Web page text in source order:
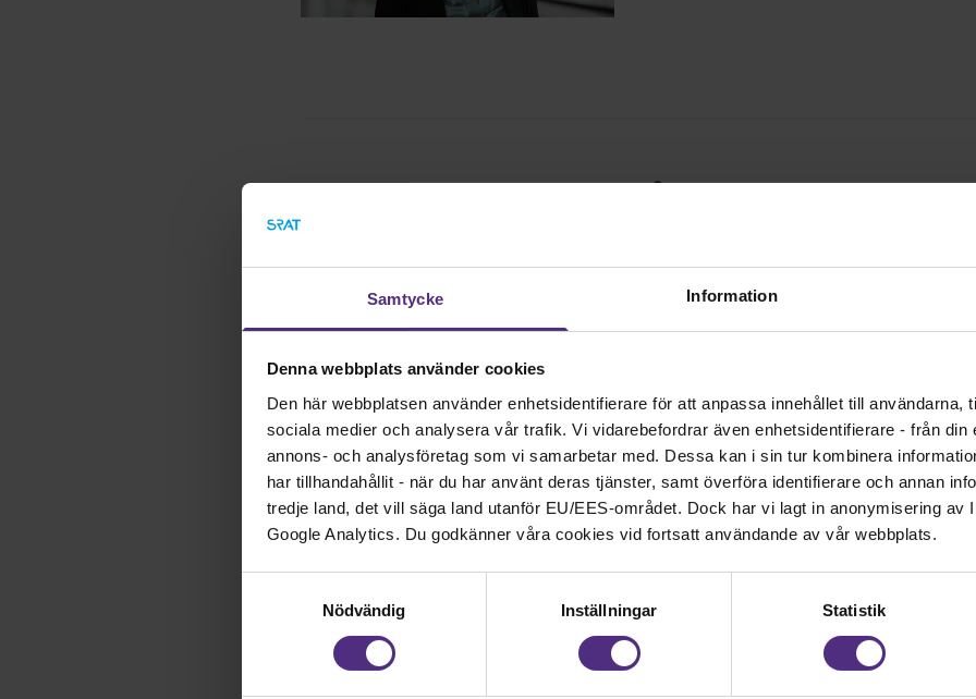
Samtycke Information
Denna webbplats använder cookies
Den här webbplatsen använder enhetsidentifierare för att anpassa innehållet till användarna,
sociala medier och analysera vår trafik. Vi vidarebefordrar även enhetsidentifierare - från din
annons- och analysföretag som vi samarbetar med. Dessa kan i sin tur kombinera
har tillhandahållit - när du har använt deras tjänster, samt överföra identifierare och annan
tredje land, det vill säga land utanför EU/EES-området. Dock har vi lagt in anonymisering av
Google Analytics. Du godkänner våra cookies vid fortsatt användande av vår webbplats.
Nödvändig
Inställningar Statistik
En jämlik tandvård kräver
Publicerad: 2025-11-07, 16:00
”tiotandvårdsreformen” som går mot en
realitet. Trots goda intentioner finns det
att resultatet blir det motsatta – lägre
sämre tillgänglighet och en förvärrad
arbetsmiljö för tandvårdspersonalen.